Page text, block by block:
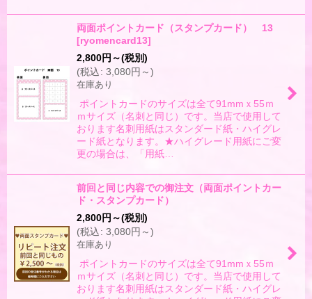
両面ポイントカード（スタンプカード） 13
[ryomencard13]
2,800円 ～(税別)
(税込: 3,080円 ～)
在庫あり
ポイントカードのサイズは全て91mmｘ55ｍ
ｍサイズ（名刺と同じ）です。当店で使用して
おります名刺用紙はスタンダード紙・ハイグレ
ード紙となります。★ハイグレード用紙にご変
更の場合は、「用紙…
前回と同じ内容での御注文（両面ポイントカー
ド・スタンプカード）
2,800円 ～(税別)
(税込: 3,080円 ～)
在庫あり
ポイントカードのサイズは全て91mmｘ55ｍ
ｍサイズ（名刺と同じ）です。当店で使用して
おります名刺用紙はスタンダード紙・ハイグレ